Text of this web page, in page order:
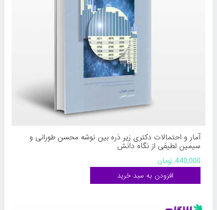
آمار و احتمالات دکتری زیر ذره بین نوشه محسن طورانی و
سیمین لطیفی از نگاه دانش
440,000 تومان